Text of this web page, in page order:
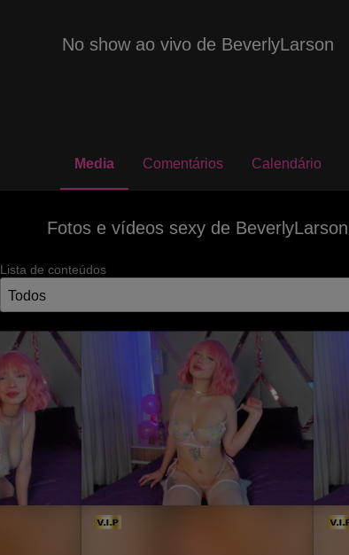
No show ao vivo de BeverlyLarson
Media Comentários Calendário
Fotos e vídeos sexy de BeverlyLarson
Lista de conteúdos